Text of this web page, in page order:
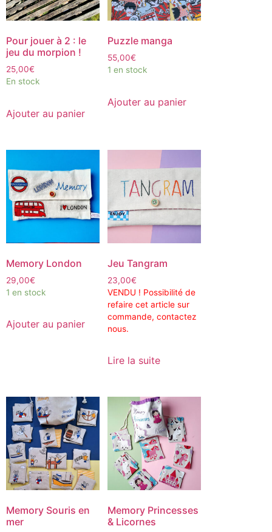
Pour jouer à 2 : le
jeu du morpion !
25,00€
En stock
Ajouter au panier
Puzzle manga
55,00€
1 en stock
Ajouter au panier
Memory London
29,00€
1 en stock
Ajouter au panier
Jeu Tangram
23,00€
VENDU ! Possibilité de
refaire cet article sur
commande, contactez
nous.
Lire la suite
Memory Souris en
mer
Memory Princesses
& Licornes